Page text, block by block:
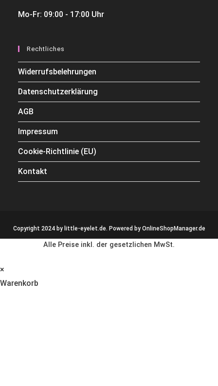
Mo-Fr: 09:00 - 17:00 Uhr
Rechtliches
Widerrufsbelehrungen
Datenschutzerklärung
AGB
Impressum
Cookie-Richtlinie (EU)
Kontakt
Copyright 2024 by little-eyelet.de. Powered by OnlineShopManager.de
Alle Preise inkl. der gesetzlichen MwSt.
×
Warenkorb